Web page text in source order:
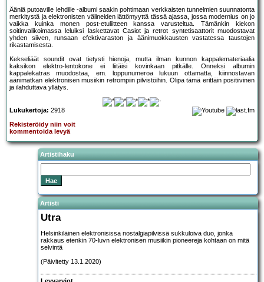
Ääniä putoaville lehdille -albumi saakin pohtimaan verkkaisten tunnelmien suunnatonta
merkitystä ja elektronisten välineiden iättömyyttä tässä ajassa, jossa modernius on jo
vaikka kuinka monen post-etuliitteen kanssa varusteltua. Tämänkin kiekon
soitinvalikoimassa leluiksi laskettavat Casiot ja retrot syntetisaattorit muodostavat
yhden siiven, runsaan efektivaraston ja äänimuokkausten vastatessa taustojen
rikastamisesta.
Kekseliäät soundit ovat tietysti hienoja, mutta ilman kunnon kappalemateriaalia
kaksikon elektro-lentokone ei liitäisi kovinkaan pitkälle. Onneksi albumin
kappalekatras muodostaa, em. loppunumeroa lukuun ottamatta, kiinnostavan
äänimatkan elektronisen musiikin retrompiin pilvistöihin. Olipa tämä erittäin positiivinen
ja ilahduttava yllätys.
Lukukertoja: 2918
Rekisteröidy niin voit
kommentoida levyä
Artistihaku
Artisti
Utra
Helsinkiläinen elektronisissa nostalgiapilvissä sukkuloiva duo, jonka
rakkaus etenkin 70-luvn elektronisen musiikin pioneereja kohtaan on mitä
selvintä
(Päivitetty 13.1.2020)